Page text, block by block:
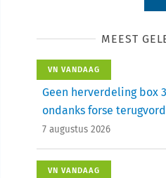
MEEST
VN VANDAAG
Geen herverdeling box
ondanks forse
7 augustus 2026
VN VANDAAG